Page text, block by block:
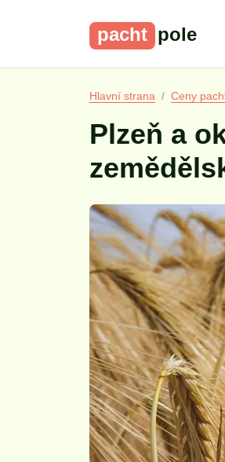
pacht pole
Hlavní strana Ceny
Plzeň a